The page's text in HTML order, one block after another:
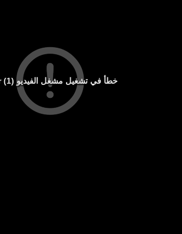
خطأ في تشغيل مشغل الفيديو (1) error